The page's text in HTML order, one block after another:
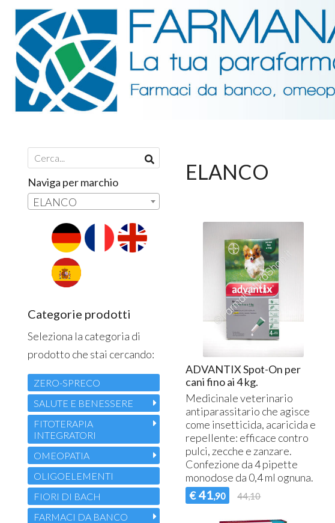
ELANCO
ADVANTIX Spot-On per
cani fino ai 4 kg.
Medicinale veterinario
antiparassitario che agisce
come insetticida, acaricida e
repellente: efficace contro
pulci, zecche e zanzare.
Confezione da 4 pipette
monodose da 0,4 ml ognuna.
€ 41,90 44,10
Naviga per marchio
ELANCO
Categorie prodotti
Seleziona la categoria di
prodotto che stai cercando:
ZERO-SPRECO
SALUTE E BENESSERE
FITOTERAPIA
INTEGRATORI
OMEOPATIA
OLIGOELEMENTI
FIORI DI BACH
FARMACI DA BANCO